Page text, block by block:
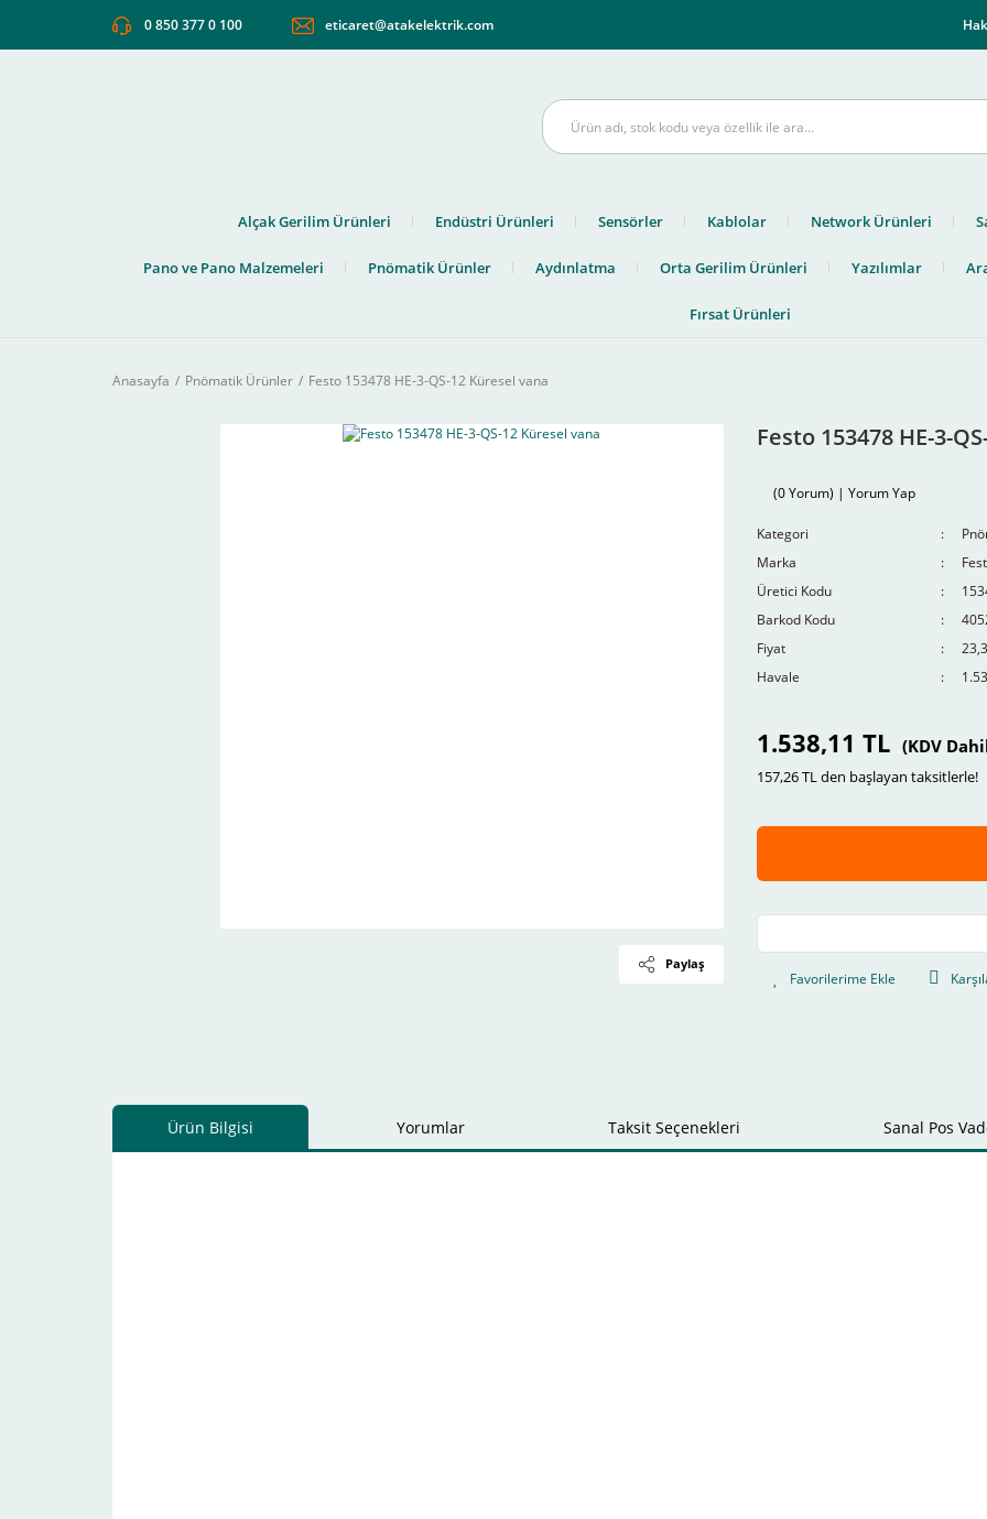
0 850 377 0 100 eticaret@atakelektrik.com
Alçak Gerilim Ürünleri Endüstri Ürünleri Sensörler Kablolar Network Ürünleri
Pano ve Pano Malzemeleri Pnömatik Ürünler Aydınlatma Orta Gerilim Ürünleri Yazılımlar
Fırsat Ürünleri
Anasayfa Pnömatik Ürünler Festo 153478 HE-3-QS-12 Küresel vana
Paylaş
Festo 153478 HE-3-
(0 Yorum) | Yorum Yap
Kategori
Marka
Üretici Kodu
Barkod Kodu
Fiyat
Havale
1.538,11 TL (KDV
157,26 TL den başlayan taksitlerle!
Ürün Bilgisi Yorumlar Taksit Seçenekleri Sanal Pos